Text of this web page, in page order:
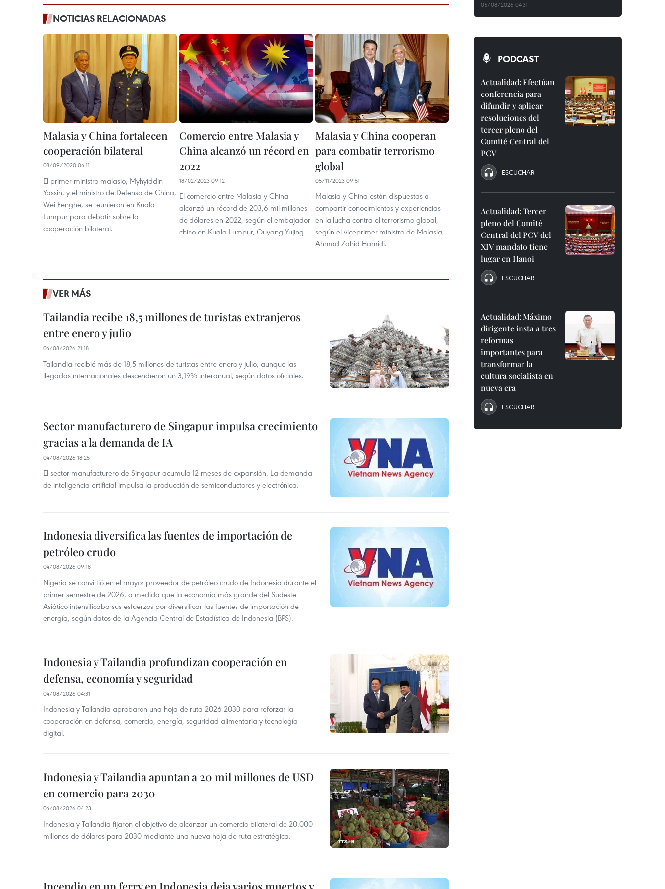
NOTICIAS RELACIONADAS
Malasia y China fortalecen
cooperación bilateral
08/09/2020 04:11
El primer ministro malasio, Myhyiddin
Yassin, y el ministro de Defensa de China,
Wei Fenghe, se reunieron en Kuala
Lumpur para debatir sobre la
cooperación bilateral.
Comercio entre Malasia y
China alcanzó un récord en
2022
18/02/2023 09:12
El comercio entre Malasia y China
alcanzó un récord de 203,6 mil millones
de dólares en 2022, según el embajador
chino en Kuala Lumpur, Ouyang Yujing.
Malasia y China cooperan
para combatir terrorismo
global
05/11/2023 09:51
Malasia y China están dispuestas a
compartir conocimientos y experiencias
en la lucha contra el terrorismo global,
según el viceprimer ministro de Malasia,
Ahmad Zahid Hamidi.
VER MÁS
Tailandia recibe 18,5 millones de turistas extranjeros
entre enero y julio
04/08/2026 21:18
Tailandia recibió más de 18,5 millones de turistas entre enero y julio, aunque las
llegadas internacionales descendieron un 3,19% interanual, según datos oficiales.
Sector manufacturero de Singapur impulsa crecimiento
gracias a la demanda de IA
04/08/2026 18:25
El sector manufacturero de Singapur acumula 12 meses de expansión. La demanda
de inteligencia artificial impulsa la producción de semiconductores y electrónica.
Indonesia diversifica las fuentes de importación de
petróleo crudo
04/08/2026 09:18
Nigeria se convirtió en el mayor proveedor de petróleo crudo de Indonesia durante el
primer semestre de 2026, a medida que la economía más grande del Sudeste
Asiático intensificaba sus esfuerzos por diversificar las fuentes de importación de
energía, según datos de la Agencia Central de Estadística de Indonesia (BPS).
Indonesia y Tailandia profundizan cooperación en
defensa, economía y seguridad
04/08/2026 04:31
Indonesia y Tailandia aprobaron una hoja de ruta 2026-2030 para reforzar la
cooperación en defensa, comercio, energía, seguridad alimentaria y tecnología
digital.
Indonesia y Tailandia apuntan a 20 mil millones de USD
en comercio para 2030
04/08/2026 04:23
Indonesia y Tailandia fijaron el objetivo de alcanzar un comercio bilateral de 20.000
millones de dólares para 2030 mediante una nueva hoja de ruta estratégica.
Incendio en un ferry en Indonesia deja varios muertos y
05/08/2026 04:31
PODCAST
Actualidad: Efectúan
conferencia para
difundir y aplicar
resoluciones del
tercer pleno del
Comité Central del
PCV
ESCUCHAR
Actualidad: Tercer
pleno del Comité
Central del PCV del
XIV mandato tiene
lugar en Hanoi
ESCUCHAR
Actualidad: Máximo
dirigente insta a tres
reformas
importantes para
transformar la
cultura socialista en
nueva era
ESCUCHAR